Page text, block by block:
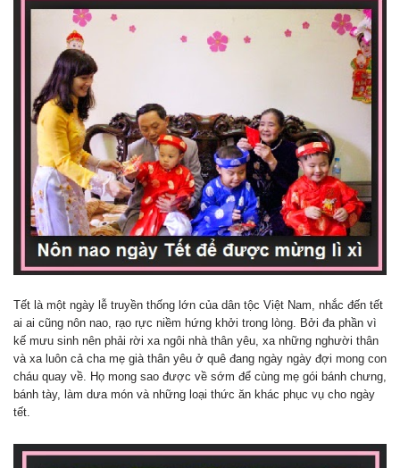
Tết là một ngày lễ truyền thống lớn của dân tộc Việt Nam, nhắc đến tết
ai ai cũng nôn nao, rạo rực niềm hứng khởi trong lòng. Bởi đa phần vì
kế mưu sinh nên phải rời xa ngôi nhà thân yêu, xa những nghười thân
và xa luôn cả cha mẹ già thân yêu ở quê đang ngày ngày đợi mong con
cháu quay về. Họ mong sao được về sớm để cùng mẹ gói bánh chưng,
bánh tày, làm dưa món và những loại thức ăn khác phục vụ cho ngày
tết.